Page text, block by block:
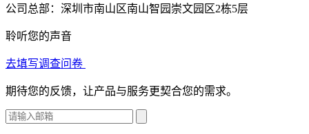
公司总部：深圳市南山区南山智园崇文园区2栋5层
聆听您的声音
去填写调查问卷
期待您的反馈，让产品与服务更契合您的需求。